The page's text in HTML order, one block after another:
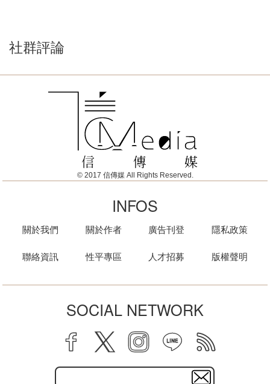
社群評論
© 2017 信傳媒 All Rights Reserved.
INFOS
關於我們
聯絡資訊
關於作者
性平專區
廣告刊登
人才招募
隱私政策
版權聲明
SOCIAL NETWORK
facebook twitter instagram